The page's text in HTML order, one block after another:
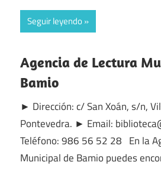
Seguir leyendo
Agencia de Lectura
Bamio
► Dirección: c/ San Xoán, s/n,
Pontevedra. ► Email:
Teléfono: 986 56 52 28 En la
Municipal de Bamio puedes